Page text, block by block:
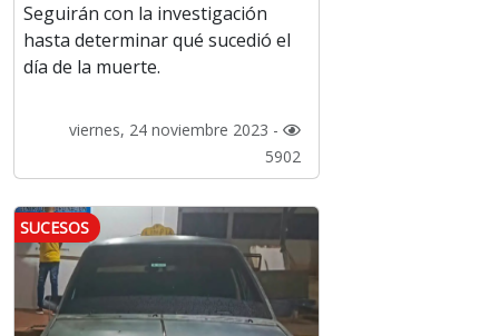
Seguirán con la investigación
hasta determinar qué sucedió el
día de la muerte.
viernes, 24 noviembre 2023 -
5902
SUCESOS